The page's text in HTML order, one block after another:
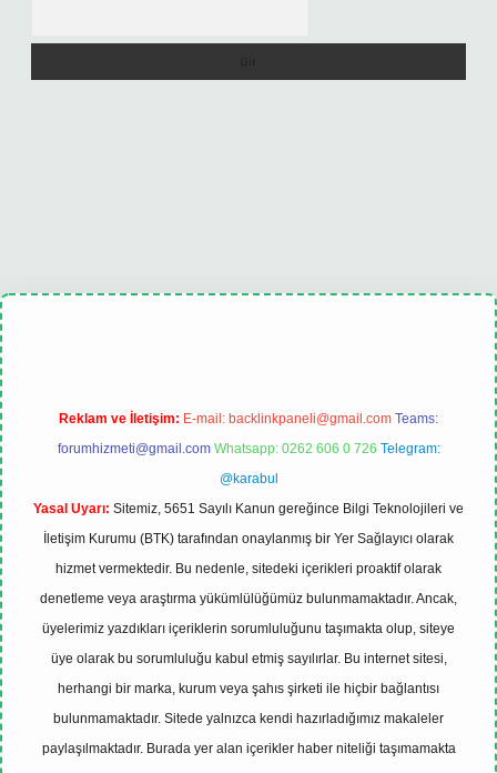
tulipbet güncel
Reklam ve İletişim: E-mail: backlinkpaneli@gmail.com Teams:
forumhizmeti@gmail.com Whatsapp: 0262 606 0 726 Telegram:
@karabul
Yasal Uyarı: Sitemiz, 5651 Sayılı Kanun gereğince Bilgi Teknolojileri ve
İletişim Kurumu (BTK) tarafından onaylanmış bir Yer Sağlayıcı olarak
hizmet vermektedir. Bu nedenle, sitedeki içerikleri proaktif olarak
denetleme veya araştırma yükümlülüğümüz bulunmamaktadır. Ancak,
üyelerimiz yazdıkları içeriklerin sorumluluğunu taşımakta olup, siteye
üye olarak bu sorumluluğu kabul etmiş sayılırlar. Bu internet sitesi,
herhangi bir marka, kurum veya şahıs şirketi ile hiçbir bağlantısı
bulunmamaktadır. Sitede yalnızca kendi hazırladığımız makaleler
paylaşılmaktadır. Burada yer alan içerikler haber niteliği taşımamakta